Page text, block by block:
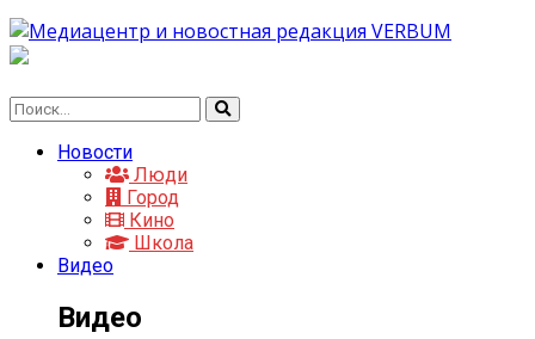
Новости
Люди
Город
Кино
Школа
Видео
Видео